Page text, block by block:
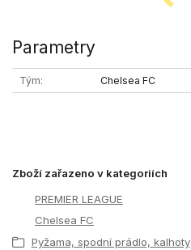
Parametry
Tým Chelsea FC
Zboží zařazeno v kategoriích
PREMIER LEAGUE
Chelsea FC
Pyžama, spodní prádlo, kalhoty